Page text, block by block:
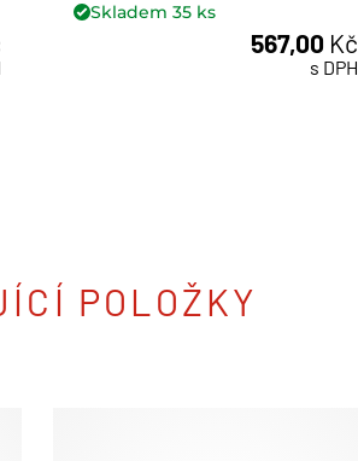
Skladem35 ks
567,00 Kč
s DPH
POLOŽKY